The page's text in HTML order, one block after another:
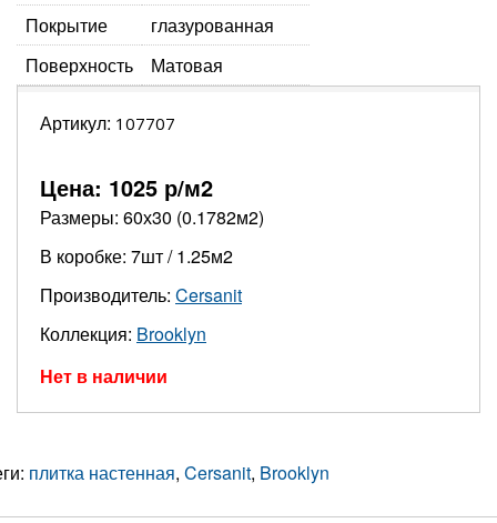
Покрытие
глазурованная
Поверхность
Матовая
Артикул: 107707
Цена: 1025 р/м2
Размеры: 60х30 (0.1782м2)
В коробке: 7шт / 1.25м2
Производитель: Cersanit
Коллекция: Brooklyn
Нет в наличии
плитка настенная, Cersanit, Brooklyn